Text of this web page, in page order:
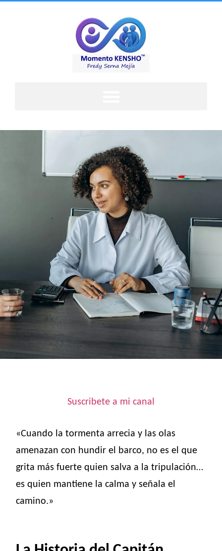
Suscribete a mi canal
«Cuando la tormenta arrecia y las olas
amenazan con hundir el barco, no es el que
grita más fuerte quien salva a la tripulación…
es quien mantiene la calma y señala el
camino.»